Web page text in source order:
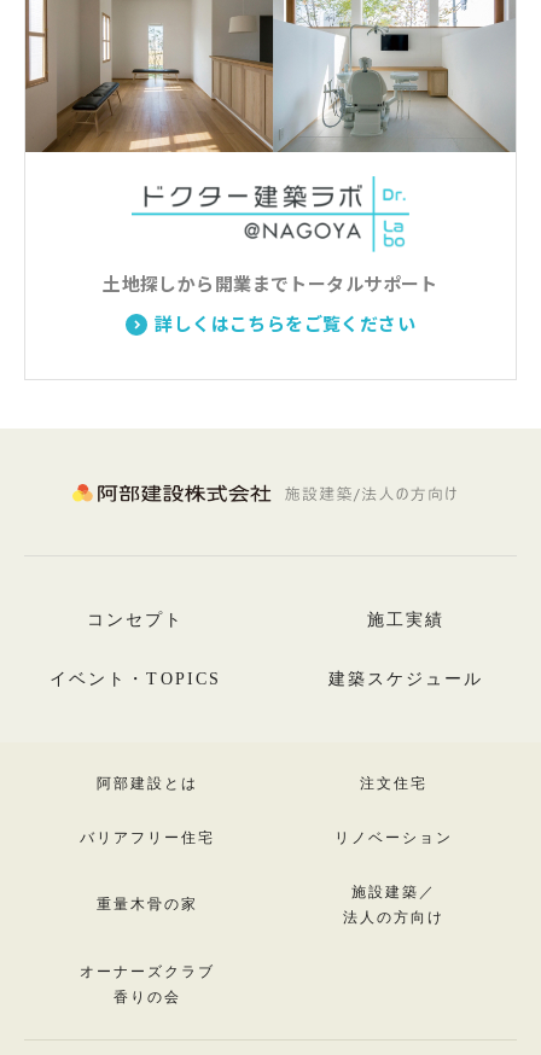
土地探しから開業までトータルサポート
詳しくはこちらをご覧ください
コンセプト 施工実績
イベント・TOPICS 建築スケジュール
阿部建設とは 注文住宅
バリアフリー住宅 リノベーション
重量木骨の家
施設建築／
法人の方向け
オーナーズクラブ
香りの会